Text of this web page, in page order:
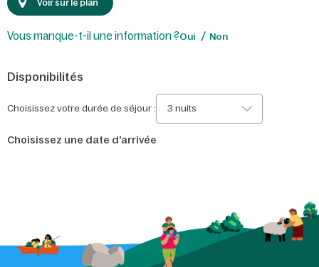
Voir sur le plan
Vous manque-t-il une information ?Oui Non
Disponibilités
Choisissez votre durée de séjour : 3 nuits
Choisissez une date d'arrivée